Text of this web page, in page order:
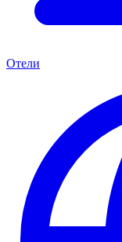
Отели